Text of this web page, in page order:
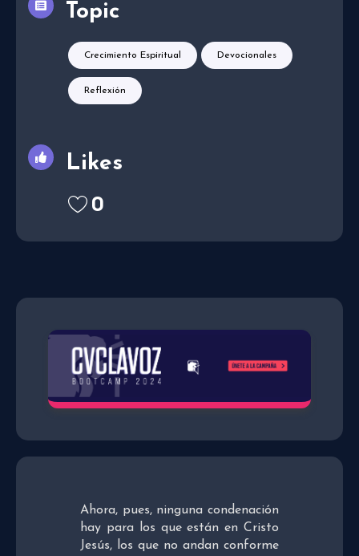
Ahora, pues, ninguna condenación
hay para los que están en Cristo
Jesús, los que no andan conforme
Topic
Crecimiento Espiritual Devocionales
Reflexión
Likes
0